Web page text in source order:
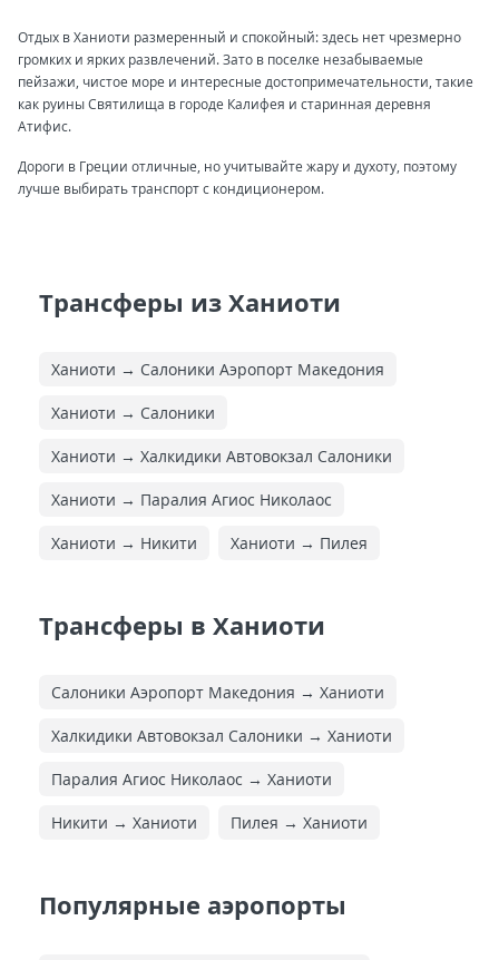
Отдых в Ханиоти размеренный и спокойный: здесь нет чрезмерно
громких и ярких развлечений. Зато в поселке незабываемые
пейзажи, чистое море и интересные достопримечательности, такие
как руины Святилища в городе Калифея и старинная деревня
Атифис.
Дороги в Греции отличные, но учитывайте жару и духоту, поэтому
лучше выбирать транспорт с кондиционером.
Трансферы из Ханиоти
Ханиоти → Салоники Аэропорт Македония
Ханиоти → Салоники
Ханиоти → Халкидики Автовокзал Салоники
Ханиоти → Паралия Агиос Николаос
Ханиоти → Никити Ханиоти → Пилея
Трансферы в Ханиоти
Салоники Аэропорт Македония → Ханиоти
Халкидики Автовокзал Салоники → Ханиоти
Паралия Агиос Николаос → Ханиоти
Никити → Ханиоти Пилея → Ханиоти
Популярные аэропорты